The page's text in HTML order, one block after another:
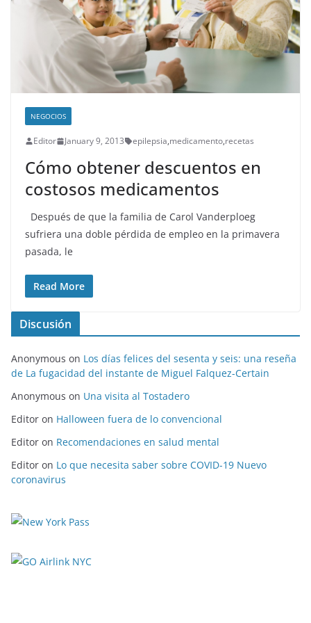
NEGOCIOS
Editor January 9, 2013 epilepsia,medicamento,recetas
Cómo obtener descuentos en
costosos medicamentos
Después de que la familia de Carol Vanderploeg
sufriera una doble pérdida de empleo en la primavera
pasada, le
Read More
Discusión
Anonymous on Los días felices del sesenta y seis: una reseña
de La fugacidad del instante de Miguel Falquez-Certain
Anonymous on Una visita al Tostadero
Editor on Halloween fuera de lo convencional
Editor on Recomendaciones en salud mental
Editor on Lo que necesita saber sobre COVID-19 Nuevo
coronavirus